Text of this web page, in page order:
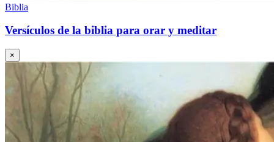
Biblia
Versículos de la biblia para orar y meditar
×